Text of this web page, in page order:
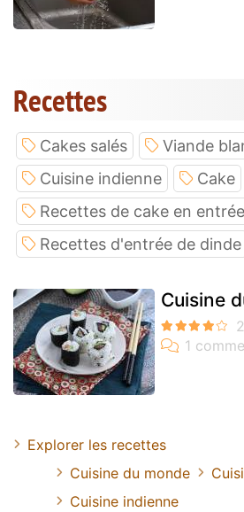
Recettes
Cakes salés
Viande
Cuisine indienne
Cake
Recettes de cake en entrée
Recettes d'entrée de dinde
Cuisine
Explorer les recettes
Cuisine du monde
Cuisine indienne